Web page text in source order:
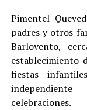
Pimentel
padres y otros
Barlovento,
establecimiento
fiestas
celebraciones.